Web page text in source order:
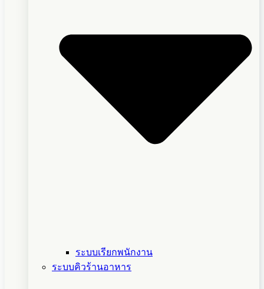
ระบบเรียกพนักงาน
ระบบคิวร้านอาหาร